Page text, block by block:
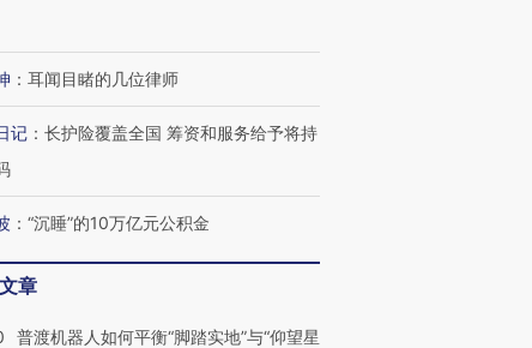
： 耳闻目睹的几位律师
记 ： 长护险覆盖全国 筹资和服务给予将持
： “沉睡”的10万亿元公积金
章
普渡机器人如何平衡“脚踏实地”与“仰望星